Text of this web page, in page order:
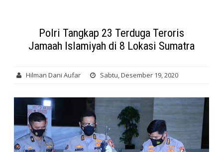
Polri Tangkap 23 Terduga Teroris
Jamaah Islamiyah di 8 Lokasi Sumatra
Hilman Dani Aufar Sabtu, Desember 19, 2020